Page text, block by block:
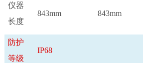
仪器
长度
843mm 843mm
防护
等级
IP68